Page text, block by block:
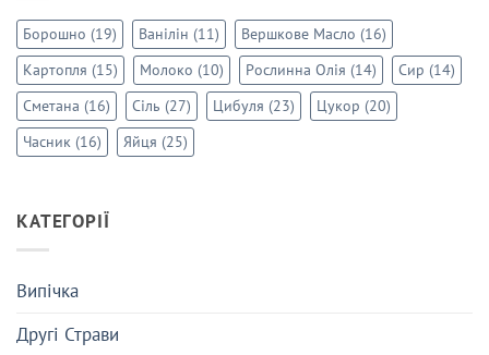
Борошно (19) Ванілін (11) Вершкове Масло (16)
Картопля (15) Молоко (10) Рослинна Олія (14) Сир (14)
Сметана (16) Сіль (27) Цибуля (23) Цукор (20)
Часник (16) Яйця (25)
КАТЕГОРІЇ
Випічка
Другі Страви